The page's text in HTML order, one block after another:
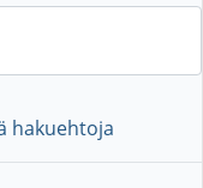
hakuehtoja